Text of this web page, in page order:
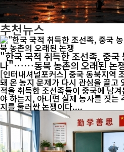
추천뉴스
"한국 국적 취득한 조선족, 중국
나"……동북 농촌의 오래된 논
[인터내셔널포커스] 중국 동북지역
돼 온 농지 문제가 다시 관심을 끌고
적을 취득한 조선족들이 중국에 남
야 하는지, 아니면 실제 농사를 짓는
지를 둘러싼 논쟁이다....